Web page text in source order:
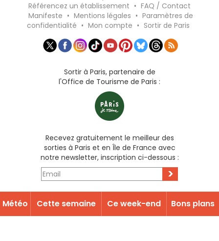
Référencez un établissement • FAQ / Contact
Manifeste • Mentions légales • Paramètres de
confidentialité • Mon compte • Sortir de Paris
Sortir à Paris, partenaire de
l'Office de Tourisme de Paris :
Recevez gratuitement le meilleur des
sorties à Paris et en Île de France avec
notre newsletter, inscription ci-dessous :
>
Météo Cette semaine Ce week-end Bons plans